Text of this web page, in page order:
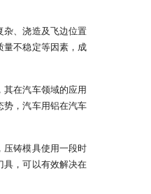
杂、浇造及飞边位置
量不稳定等因素，成
在汽车领域的应用
势，汽车用铝在汽车
压铸模具使用一段时
具，可以有效解决在